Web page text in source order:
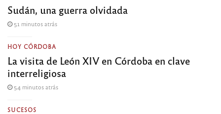
Sudán, una guerra olvidada
51 minutos atrás
HOY CÓRDOBA
La visita de León XIV en Córdoba en clave
interreligiosa
54 minutos atrás
SUCESOS